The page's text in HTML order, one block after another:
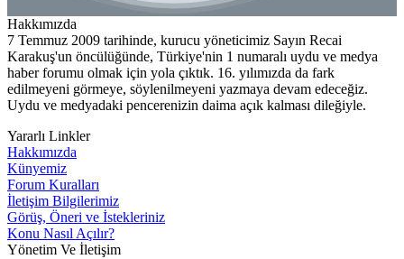
Hakkımızda
7 Temmuz 2009 tarihinde, kurucu yöneticimiz Sayın Recai
Karakuş'un öncülüğünde, Türkiye'nin 1 numaralı uydu ve medya
haber forumu olmak için yola çıktık. 16. yılımızda da fark
edilmeyeni görmeye, söylenilmeyeni yazmaya devam edeceğiz.
Uydu ve medyadaki pencerenizin daima açık kalması dileğiyle.
Yararlı Linkler
Hakkımızda
Künyemiz
Forum Kuralları
İletişim Bilgilerimiz
Görüş, Öneri ve İstekleriniz
Konu Nasıl Açılır?
Yönetim Ve İletişim